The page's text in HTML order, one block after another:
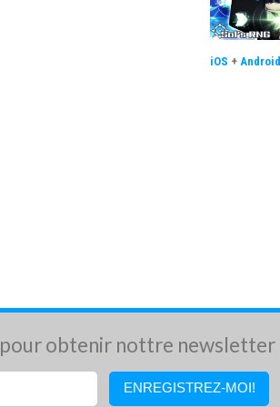
iOS + Android
pour obtenir nottre newsletter